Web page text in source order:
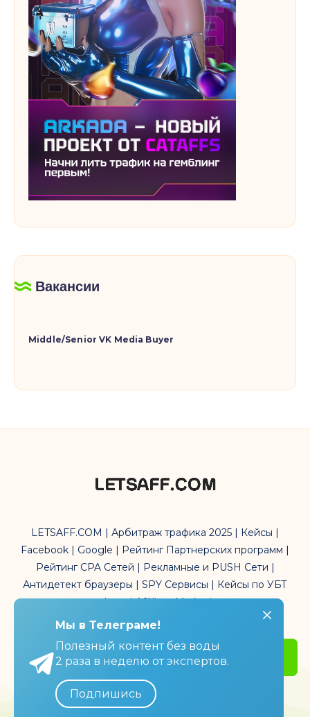
Вакансии
Middle/Senior VK Media Buyer
LETSAFF.COM | Арбитраж трафика 2025 | Кейсы |
Facebook | Google | Рейтинг Партнерских программ |
Рейтинг CPA Сетей | Рекламные и PUSH Сети |
Антидетект браузеры | SPY Сервисы | Кейсы по УБТ
трафика | Affiliate Marketing
Get Started
Мы в Телеграме!
Полезный контент без воды
2 раза в неделю от экспертов.
Подпишись
Мы в Телеграме!
Полезный контент без воды
2 раза в неделю от экспертов.
Подпишись